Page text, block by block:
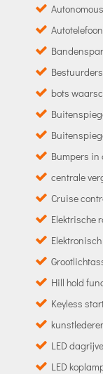
bots
Bumpers
centrale
Cruise
Elektrische
Hill hold
Keyless
LED
LED